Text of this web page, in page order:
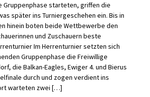
Gruppenphase starteten, griffen die
später ins Turniergeschehen ein. Bis in
hinein boten beide Wettbewerbe den
und Zuschauern beste
Im Herrenturnier setzten sich
Gruppenphase die Freiwillige
die Balkan-Eagles, Ewiger 4. und Bierus
durch und zogen verdient ins
warteten zwei […]